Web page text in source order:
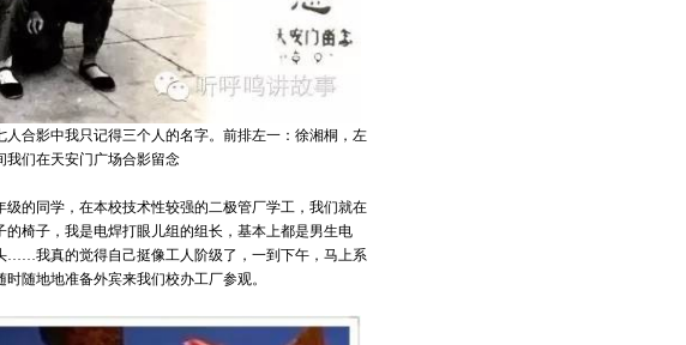
合影中我只记得三个人的名字。前排左一：徐湘桐，左
我们在天安门广场合影留念
的同学，在本校技术性较强的二极管厂学工，我们就在
椅子，我是电焊打眼儿组的组长，基本上都是男生电
……我真的觉得自己挺像工人阶级了，一到下午，马上系
随地地准备外宾来我们校办工厂参观。